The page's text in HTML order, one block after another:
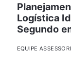
Logística
Segundo
EQUIPE